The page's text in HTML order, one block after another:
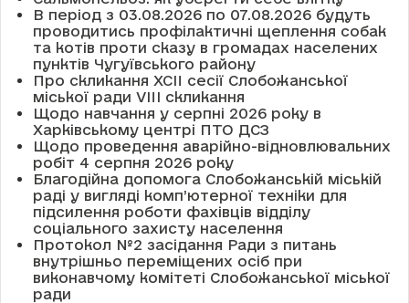
В період з 03.08.2026 по 07.08.2026 будуть
проводитись профілактичні щеплення собак
та котів проти сказу в громадах населених
пунктів Чугуївського району
Про скликання XCII сесії Слобожанської
міської ради VIII скликання
Щодо навчання у серпні 2026 року в
Харківському центрі ПТО ДСЗ
Щодо проведення аварійно-відновлювальних
робіт 4 серпня 2026 року
Благодійна допомога Слобожанській міській
раді у вигляді комп’ютерної техніки для
підсилення роботи фахівців відділу
соціального захисту населення
Протокол №2 засідання Ради з питань
внутрішньо переміщених осіб при
виконавчому комітеті Слобожанської міської
ради